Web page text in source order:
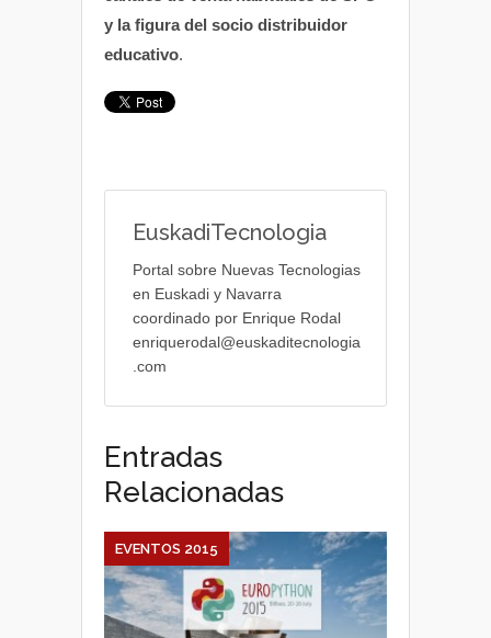
y la figura del socio distribuidor
educativo.
EuskadiTecnologia
Portal sobre Nuevas Tecnologias
en Euskadi y Navarra
coordinado por Enrique Rodal
enriquerodal@euskaditecnologia
.com
Entradas
Relacionadas
EVENTOS 2015